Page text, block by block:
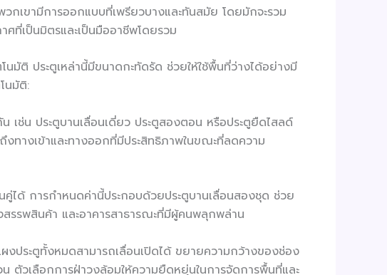
กเขามีการออกแบบที่เพรียวบางและทันสมัย ​​โดยมักจะรวม
ศที่เป็นมิตรและเป็นมืออาชีพโดยรวม
มัติ ประตูเหล่านี้มีขนาดกะทัดรัด ช่วยให้ใช้พื้นที่ว่างได้อย่างมี
นมัติ:
เช่น ประตูบานเลื่อนเดี่ยว ประตูสองตอน หรือประตูยืดไสลด์
งทางเข้าและทางออกที่มีประสิทธิภาพในขณะที่ลดความ
คู่ได้ การกำหนดค่านี้ประกอบด้วยประตูบานเลื่อนสองชุด ช่วย
รรพสินค้า และอาคารสาธารณะที่มีผู้คนพลุกพล่าน
งประตูทั้งหมดสามารถเลื่อนเปิดได้ ขยายความกว้างของช่อง
ตัวเลือกการฝ่าวงล้อมให้ความยืดหยุ่นในการจัดการพื้นที่และ